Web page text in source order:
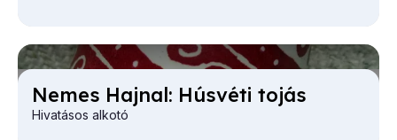
Ne­mes Haj­nal: Hús­vé­ti to­jás
Hivatásos alkotó